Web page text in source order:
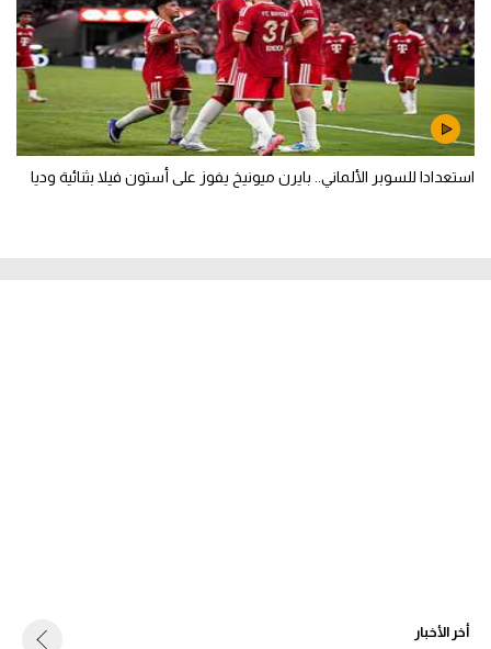
استعدادا للسوبر الألماني.. بايرن ميونيخ يفوز على أستون فيلا بثنائية وديا
أخر الأخبار